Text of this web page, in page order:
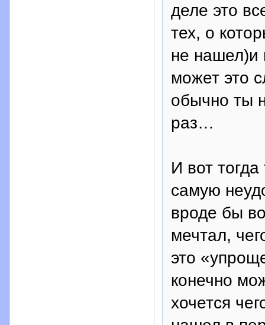
деле это
тех, о
не нашел)и
может это
обычно ты
раз…
И вот
самую
вроде бы
мечтал,
это
конечно
хочется